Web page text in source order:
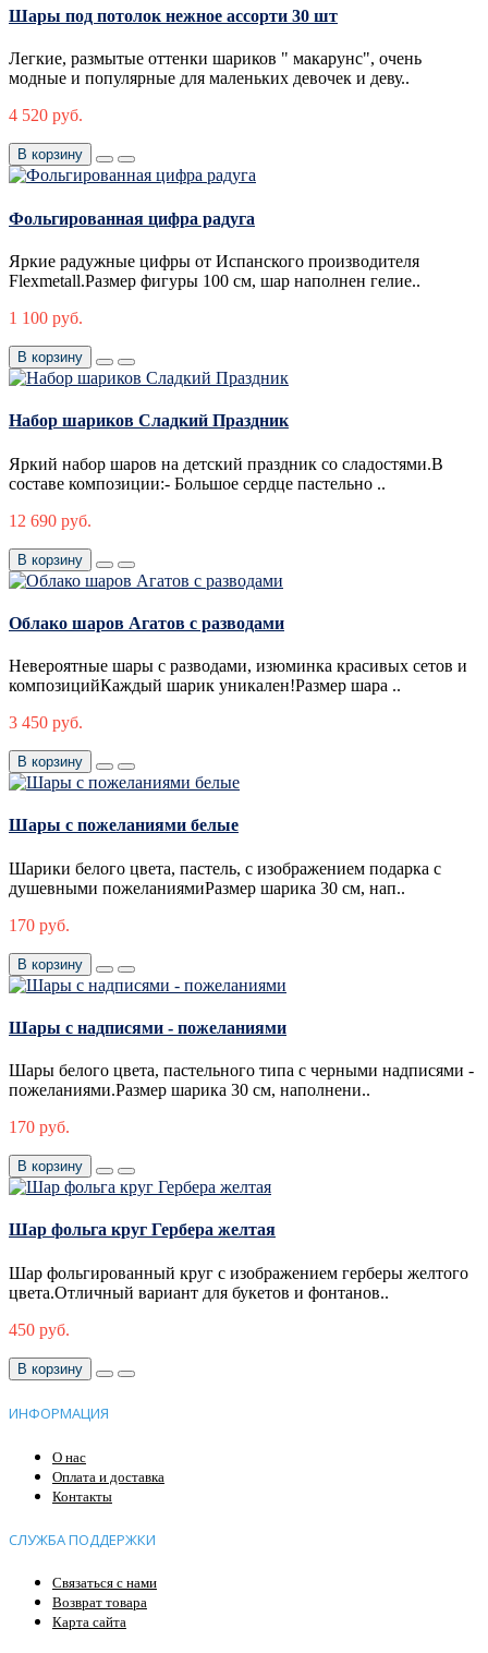
Шары под потолок нежное ассорти 30 шт
Легкие, размытые оттенки шариков " макарунс", очень
модные и популярные для маленьких девочек и деву..
4 520 руб.
В корзину
Фольгированная цифра радуга
Яркие радужные цифры от Испанского производителя
Flexmetall.Размер фигуры 100 см, шар наполнен гелие..
1 100 руб.
В корзину
Набор шариков Сладкий Праздник
Яркий набор шаров на детский праздник со сладостями.В
составе композиции:- Большое сердце пастельно ..
12 690 руб.
В корзину
Облако шаров Агатов с разводами
Невероятные шары с разводами, изюминка красивых сетов и
композицийКаждый шарик уникален!Размер шара ..
3 450 руб.
В корзину
Шары с пожеланиями белые
Шарики белого цвета, пастель, с изображением подарка с
душевными пожеланиямиРазмер шарика 30 см, нап..
170 руб.
В корзину
Шары с надписями - пожеланиями
Шары белого цвета, пастельного типа с черными надписями -
пожеланиями.Размер шарика 30 см, наполнени..
170 руб.
В корзину
Шар фольга круг Гербера желтая
Шар фольгированный круг с изображением герберы желтого
цвета.Отличный вариант для букетов и фонтанов..
450 руб.
В корзину
ИНФОРМАЦИЯ
О нас
Оплата и доставка
Контакты
СЛУЖБА ПОДДЕРЖКИ
Связаться с нами
Возврат товара
Карта сайта